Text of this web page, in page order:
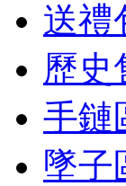
送禮
歷史
手鏈
墜子